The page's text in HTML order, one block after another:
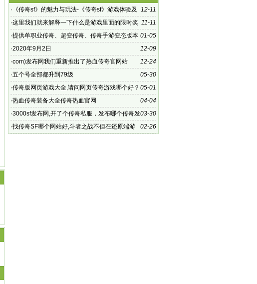
12-11
· 《传奇sf》的魅力与玩法-《传奇sf》游戏体验及
攻略
11-11
·这里我们就来解释一下什么是游戏里面的限时奖
励
01-05
·提供单职业传奇、超变传奇、传奇手游变态版本
游戏
12-09
·2020年9月2日
12-24
·com)发布网我们重新推出了热血传奇官网站
05-30
·五个号全部都升到79级
05-01
·传奇版网页游戏大全,请问网页传奇游戏哪个好？
04-04
·热血传奇装备大全传奇热血官网
03-30
·3000sf发布网,开了个传奇私服，发布哪个传奇发
布网可以上很多的人气？
02-26
·找传奇SF哪个网站好,斗者之战不但在还原端游